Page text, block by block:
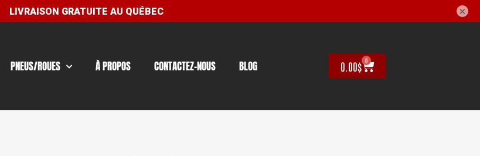
PNEUS/ROUES À PROPOS CONTACTEZ-NOUS BLOG 0.00$ 0
×